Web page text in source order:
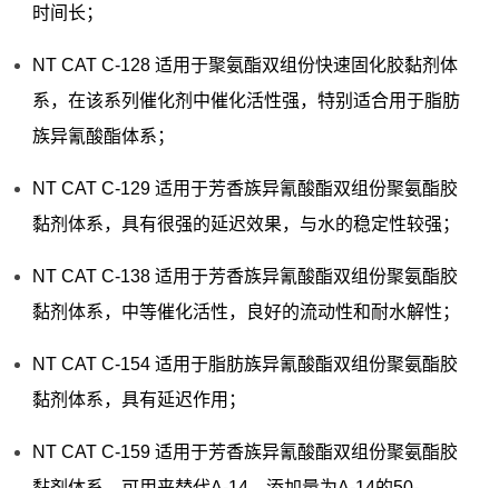
时间长；
NT CAT C-128 适用于聚氨酯双组份快速固化胶黏剂体
系，在该系列催化剂中催化活性强，特别适合用于脂肪
族异氰酸酯体系；
NT CAT C-129 适用于芳香族异氰酸酯双组份聚氨酯胶
黏剂体系，具有很强的延迟效果，与水的稳定性较强；
NT CAT C-138 适用于芳香族异氰酸酯双组份聚氨酯胶
黏剂体系，中等催化活性，良好的流动性和耐水解性；
NT CAT C-154 适用于脂肪族异氰酸酯双组份聚氨酯胶
黏剂体系，具有延迟作用；
NT CAT C-159 适用于芳香族异氰酸酯双组份聚氨酯胶